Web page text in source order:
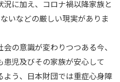
に加え、コロナ禍以降家族と
いなどの厳しい現実がありま
の意識が変わりつつある今、
児及びその家族が安心して
よう、日本財団では重症心身障